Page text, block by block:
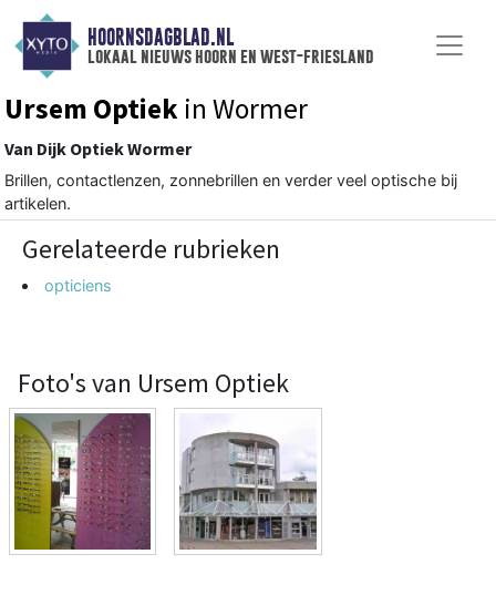
HOORNSDAGBLAD.NL
lokaal nieuws hoorn en west-friesland
Ursem Optiek in Wormer
Van Dijk Optiek Wormer
Brillen, contactlenzen, zonnebrillen en verder veel optische bij
artikelen.
Gerelateerde rubrieken
opticiens
Foto's van Ursem Optiek